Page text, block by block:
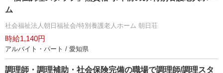
ム
社会福祉法人朝日福祉会/特別養護老人ホーム 朝日荘
時給1,140円
アルバイト・パート / 愛知県
調理師・調理補助・社会保険完備の職場で調理師/調理スタ